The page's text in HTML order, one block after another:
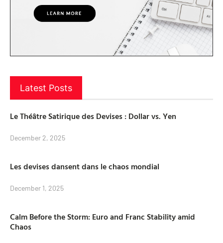
Latest Posts
Le Théâtre Satirique des Devises : Dollar vs. Yen
December 2, 2025
Les devises dansent dans le chaos mondial
December 1, 2025
Calm Before the Storm: Euro and Franc Stability amid
Chaos